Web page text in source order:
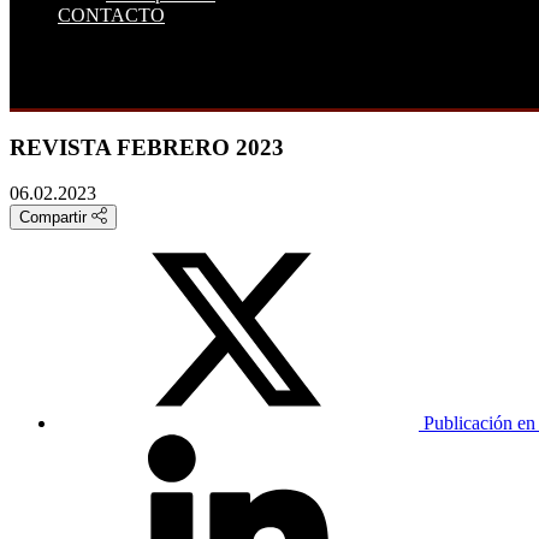
CONTACTO
REVISTA FEBRERO 2023
06.02.2023
Compartir
Publicación